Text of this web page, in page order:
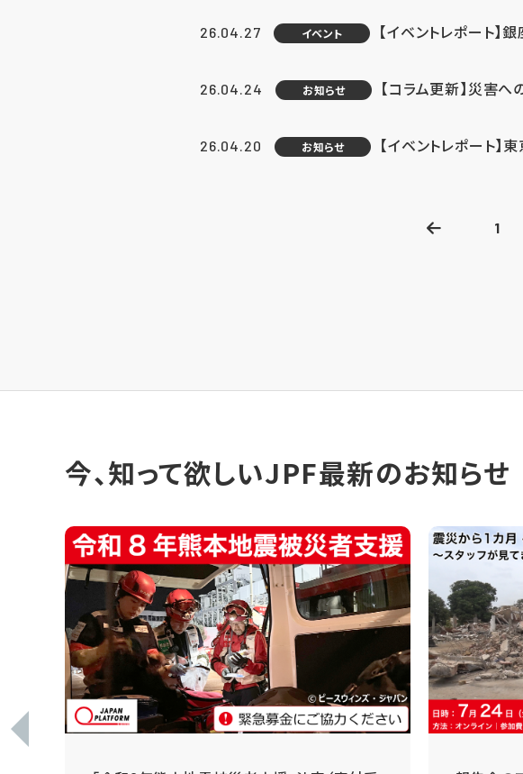
26.04.27 イベント 【イベントレポート
26.04.24 お知らせ 【コラム更新】災害
26.04.20 お知らせ 【イベントレポート
1
今、知って欲しいJPF最新のお知らせ